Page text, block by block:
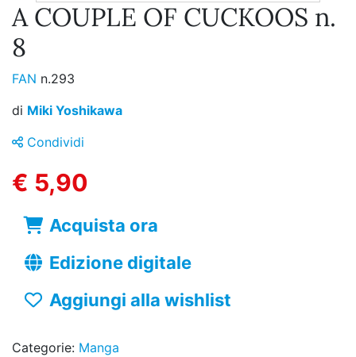
A COUPLE OF CUCKOOS n.
8
FAN n.293
di Miki Yoshikawa
Condividi
€ 5,90
Acquista ora
Edizione digitale
Aggiungi alla wishlist
Categorie: Manga